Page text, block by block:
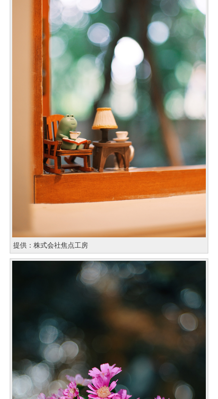
提供：株式会社焦点工房